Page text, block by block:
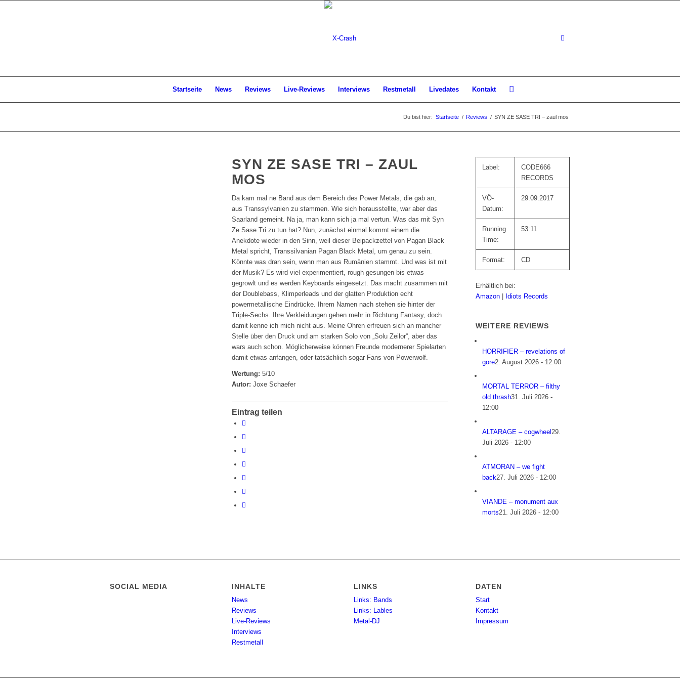
Startseite News Reviews Live-Reviews Interviews Restmetall Livedates Kontakt
Du bist hier: Startseite / Reviews / SYN ZE SASE TRI – zaul mos
SYN ZE SASE TRI – ZAUL
MOS
Da kam mal ne Band aus dem Bereich des Power Metals, die gab an,
aus Transsylvanien zu stammen. Wie sich herausstellte, war aber das
Saarland gemeint. Na ja, man kann sich ja mal vertun. Was das mit Syn
Ze Sase Tri zu tun hat? Nun, zunächst einmal kommt einem die
Anekdote wieder in den Sinn, weil dieser Beipackzettel von Pagan Black
Metal spricht, Transsilvanian Pagan Black Metal, um genau zu sein.
Könnte was dran sein, wenn man aus Rumänien stammt. Und was ist mit
der Musik? Es wird viel experimentiert, rough gesungen bis etwas
gegrowlt und es werden Keyboards eingesetzt. Das macht zusammen mit
der Doublebass, Klimperleads und der glatten Produktion echt
powermetallische Eindrücke. Ihrem Namen nach stehen sie hinter der
Triple-Sechs. Ihre Verkleidungen gehen mehr in Richtung Fantasy, doch
damit kenne ich mich nicht aus. Meine Ohren erfreuen sich an mancher
Stelle über den Druck und am starken Solo von „Solu Zeilor“, aber das
wars auch schon. Möglicherweise können Freunde modernerer Spielarten
damit etwas anfangen, oder tatsächlich sogar Fans von Powerwolf.
Wertung: 5/10
Autor: Joxe Schaefer
Eintrag teilen
Label:
CODE666
RECORDS
VÖ-
Datum:
29.09.2017
Running
Time:
53:11
Format: CD
Erhältlich bei:
Amazon
Idiots Records
WEITERE REVIEWS
HORRIFIER – revelations of
gore2. August 2026 - 12:00
MORTAL TERROR – filthy
old thrash31. Juli 2026 -
12:00
ALTARAGE – cogwheel29.
Juli 2026 - 12:00
ATMORAN – we fight
back27. Juli 2026 - 12:00
VIANDE – monument aux
morts21. Juli 2026 - 12:00
SOCIAL MEDIA INHALTE
News
Reviews
Live-Reviews
Interviews
Restmetall
LINKS
Links: Bands
Links: Lables
Metal-DJ
DATEN
Start
Kontakt
Impressum